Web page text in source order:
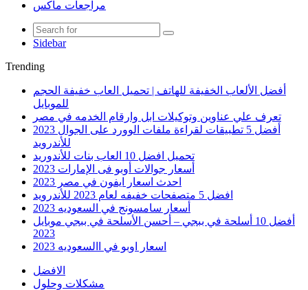
مراجعات ماكس
Sidebar
Trending
أفضل الألعاب الخفيفة للهاتف | تحميل العاب خفيفة الحجم
للموبايل
تعرف علي عناوين وتوكيلات ابل وارقام الخدمه في مصر
أفضل 5 تطبيقات لقراءة ملفات الوورد على الجوال 2023
للأندرويد
تحميل افضل 10 العاب بنات للأندوريد
أسعار جوالات أوبو فى الإمارات 2023
احدث اسعار ايفون في مصر 2023
افضل 5 متصفحات خفيفه لعام 2023 للأندرويد
أسعار سامسونج في السعوديه 2023
أفضل 10 أسلحة في ببجي – أحسن الأسلحة في ببجي موبايل
2023
اسعار اوبو في االسعوديه 2023
الافضل
مشكلات وحلول